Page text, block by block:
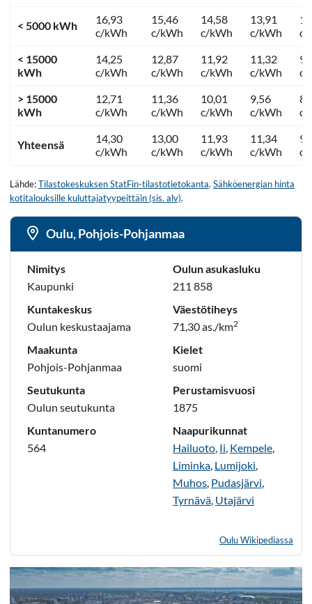
< 5000 kWh
16,93
c/kWh
15,46
c/kWh
14,58
c/kWh
13,91
c/kWh
c/
< 15000
kWh
14,25
c/kWh
12,87
c/kWh
11,92
c/kWh
11,32
c/kWh
c/
> 15000
kWh
12,71
c/kWh
11,36
c/kWh
10,01
c/kWh
9,56
c/kWh
c/
Yhteensä
14,30
c/kWh
13,00
c/kWh
11,93
c/kWh
11,34
c/kWh
c/
Lähde:Tilastokeskuksen StatFin-tilastotietokanta. Sähköenergian hinta
kotitalouksille kuluttajatyypeittäin (sis. alv).
Oulu, Pohjois-Pohjanmaa
Nimitys
Kaupunki
Kuntakeskus
Oulun keskustaajama
Maakunta
Pohjois-Pohjanmaa
Seutukunta
Oulun seutukunta
Kuntanumero
564
Oulun asukasluku
211 858
Väestötiheys
71,30 as./km2
Kielet
suomi
Perustamisvuosi
1875
Naapurikunnat
Hailuoto Ii Kempele
Liminka Lumijoki
Muhos Pudasjärvi
Tyrnävä Utajärvi
Oulu Wikipediassa